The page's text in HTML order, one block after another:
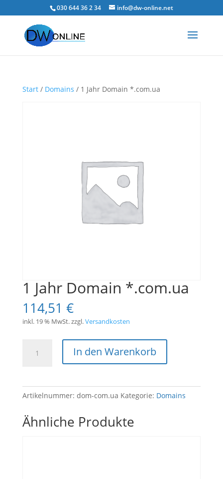
030 644 36 2 34 info@dw-online.net
Start/ Domains / 1 Jahr Domain *.com.ua
1 Jahr Domain *.com.ua
114,51 €
inkl. 19 % MwSt.zzgl.Versandkosten
Menge
In den Warenkorb
Artikelnummer: dom-com.ua Kategorie: Domains
Ähnliche Produkte